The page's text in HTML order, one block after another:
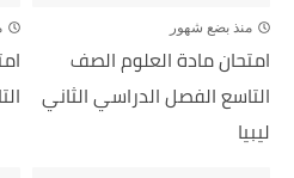
منذ بضع شهور
امتحان مادة العلوم الصف
التاسع الفصل الدراسي الثاني
ليبيا